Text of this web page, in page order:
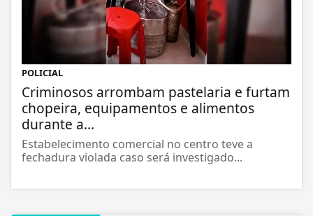
POLICIAL
Criminosos arrombam pastelaria e furtam
chopeira, equipamentos e alimentos
durante a...
Estabelecimento comercial no centro teve a
fechadura violada caso será investigado...